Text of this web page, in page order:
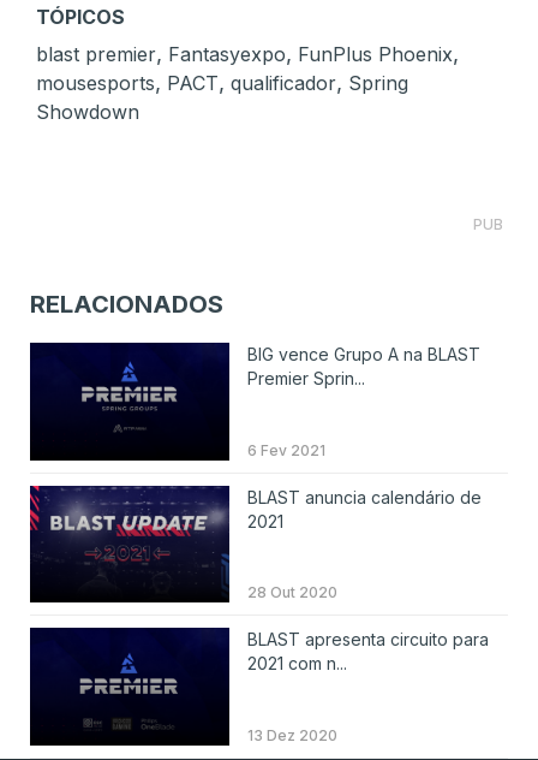
TÓPICOS
blast premier, Fantasyexpo, FunPlus Phoenix,
mousesports, PACT, qualificador, Spring
Showdown
PUB
RELACIONADOS
BIG vence Grupo A na BLAST
Premier Sprin...
6 Fev 2021
BLAST anuncia calendário de
2021
28 Out 2020
BLAST apresenta circuito para
2021 com n...
13 Dez 2020